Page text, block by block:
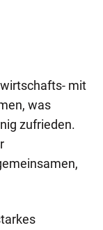
mit
was
zufrieden.